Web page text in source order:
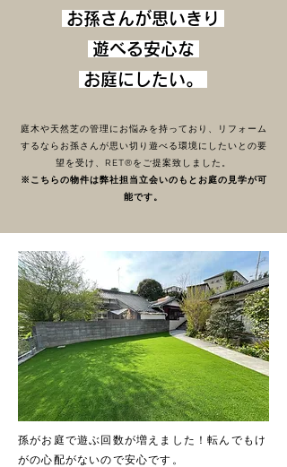
お孫さんが思いきり
遊べる安心な
お庭にしたい。
庭木や天然芝の管理にお悩みを持っており、リフォーム
するならお孫さんが思い切り遊べる環境にしたいとの要
望を受け、RET®をご提案致しました。
※こちらの物件は弊社担当立会いのもとお庭の見学が可
能です。
孫がお庭で遊ぶ回数が増えました！転んでもけ
がの心配がないので安心です。